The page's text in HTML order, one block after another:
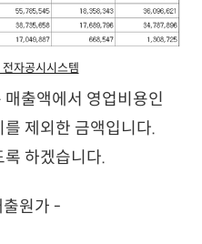
자공시시스템
출액에서 영업비용인
제외한 금액입니다.
하겠습니다.
원가 -